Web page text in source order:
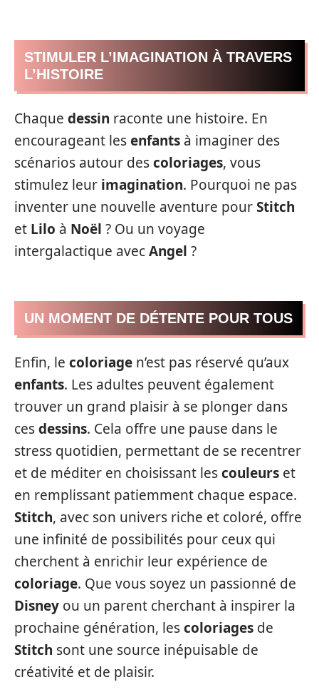
STIMULER L’IMAGINATION À TRAVERS
L’HISTOIRE
Chaque dessin raconte une histoire. En
encourageant lesenfants à imaginer des
scénarios autour descoloriages, vous
stimulez leur imagination. Pourquoi ne pas
inventer une nouvelle aventure pourStitch
et Lilo à Noël ? Ou un voyage
intergalactique avecAngel ?
UN MOMENT DE DÉTENTE POUR TOUS
Enfin, le coloriage n’est pas réservé qu’aux
enfants. Les adultes peuvent également
trouver un grand plaisir à se plonger dans
cesdessins. Cela offre une pause dans le
stress quotidien, permettant de se recentrer
et de méditer en choisissant lescouleurs et
en remplissant patiemment chaque espace.
Stitch, avec son univers riche et coloré, offre
une infinité de possibilités pour ceux qui
cherchent à enrichir leur expérience de
coloriage. Que vous soyez un passionné de
Disney ou un parent cherchant à inspirer la
prochaine génération, lescoloriages de
Stitch sont une source inépuisable de
créativité et de plaisir.